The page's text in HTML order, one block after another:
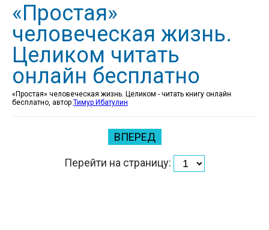
«Простая»
человеческая жизнь.
Целиком читать
онлайн бесплатно
«Простая» человеческая жизнь. Целиком - читать книгу онлайн
бесплатно, автор Тимур Ибатулин
ВПЕРЕД
Перейти на страницу: